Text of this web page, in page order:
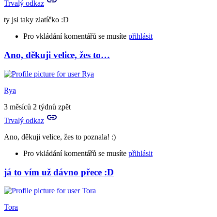
mi
by
Trvalý odkaz
ty jsi taky zlatíčko :D
Pro vkládání komentářů se musíte přihlásit
In
reply
to
Já
bych
to
velmi…
Rya
Ano, děkuji velice, žes to…
Rya
3 měsíců 2 týdnů zpět
Trvalý odkaz
Ano, děkuji velice, žes to poznala! :)
Pro vkládání komentářů se musíte přihlásit
In
reply
to
ty
jsi
já to vím už dávno přece :D
Tora